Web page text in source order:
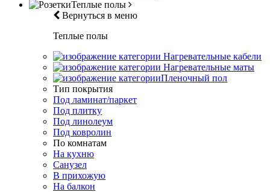
Теплые полы
Вернуться в меню
Теплые полы
Нагревательные кабели
Нагревательные маты
Пленочный пол
Тип покрытия
Под ламинат/паркет
Под плитку
Под линолеум
Под ковролин
По комнатам
На кухню
Санузел
В прихожую
На балкон